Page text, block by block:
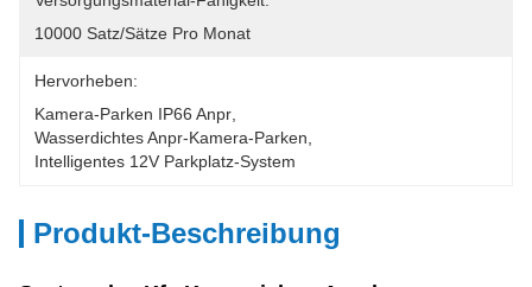
10000 Satz/Sätze Pro Monat
Hervorheben:
Kamera-Parken IP66 Anpr
Wasserdichtes Anpr-Kamera-Parken
Intelligentes 12V Parkplatz-System
Produkt-Beschreibung